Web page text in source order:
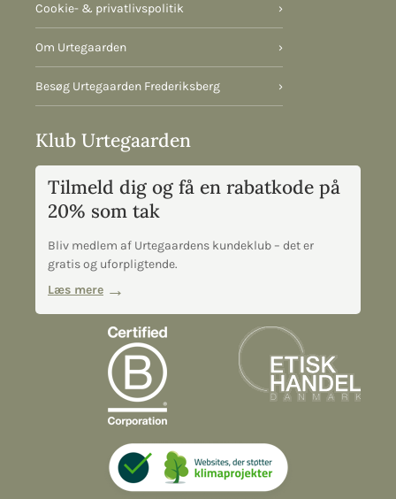
Cookie- & privatlivspolitik ›
Om Urtegaarden ›
Besøg Urtegaarden Frederiksberg ›
Klub Urtegaarden
Tilmeld dig og få en rabatkode på
20% som tak
Bliv medlem af Urtegaardens kundeklub – det er
gratis og uforpligtende.
Læs mere